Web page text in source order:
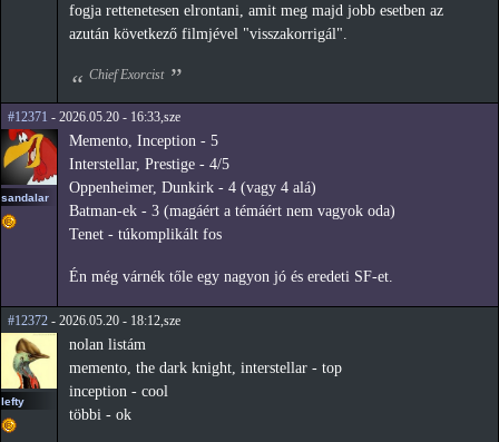
fogja rettenetesen elrontani, amit meg majd jobb esetben az
azután következő filmjével "visszakorrigál".
Chief Exorcist
#12371 - 2026.05.20 - 16:33,sze
sandalar
Memento, Inception - 5
Interstellar, Prestige - 4/5
Oppenheimer, Dunkirk - 4 (vagy 4 alá)
Batman-ek - 3 (magáért a témáért nem vagyok oda)
Tenet - túkomplikált fos
Én még várnék tőle egy nagyon jó és eredeti SF-et.
#12372 - 2026.05.20 - 18:12,sze
lefty
nolan listám
memento, the dark knight, interstellar - top
inception - cool
többi - ok